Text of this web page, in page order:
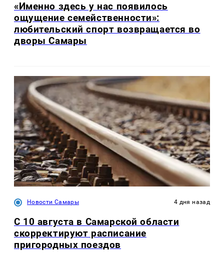
«Именно здесь у нас появилось
ощущение семейственности»:
любительский спорт возвращается во
дворы Самары
Новости Самары 4 дня назад
С 10 августа в Самарской области
скорректируют расписание
пригородных поездов